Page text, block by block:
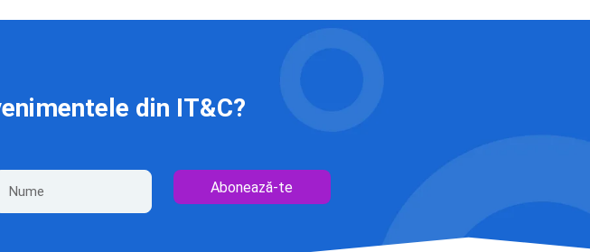
din IT&C?
Abonează-te